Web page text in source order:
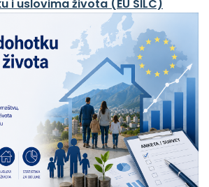
i uslovima života (EU SILC)